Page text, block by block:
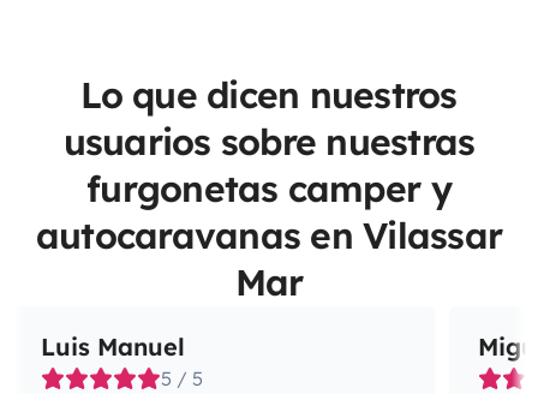
Lo que dicen nuestros
usuarios sobre nuestras
furgonetas camper y
autocaravanas en Vilassar
Mar
Luis Manuel
5 / 5